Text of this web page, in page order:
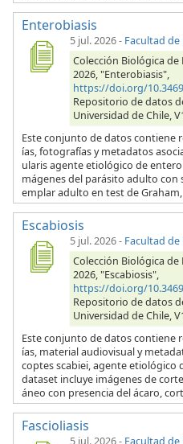
Enterobiasis
5 jul. 2026- Facultad de
Colección Biológica de
2026, "Enterobiasis",
https://doi.org/
Repositorio de datos
Universidad de Chile,
Este conjunto de datos contiene
ías, fotografías y metadatos
ularis agente etiológico de
mágenes del parásito adulto con
emplar adulto en test de
Escabiosis
5 jul. 2026- Facultad de
Colección Biológica de
2026, "Escabiosis",
https://doi.org/
Repositorio de datos
Universidad de Chile,
Este conjunto de datos contiene
ías, material audiovisual y
coptes scabiei, agente etiológico
dataset incluye imágenes de
áneo con presencia del ácaro,
Fascioliasis